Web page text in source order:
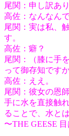
尾関：申し訳あ
高佐：なんなんで
尾関：実は私、
す。
高佐：癖？
尾関：（膝に手
って御存知です
高佐：ええ。
尾関：彼女の恩
手に水を直接触
ることで、水と
〜THE GEESE